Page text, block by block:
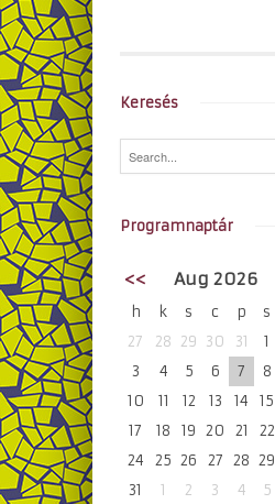
Keresés
Programnaptár
<< Aug 2026
h k s c p s
27
28 29 30 31 1
3
4 5 6 7 8
10
11 12 13 14 15
17
18 19 20 21 22
24
25 26 27 28 29
31
1 2 3 4 5